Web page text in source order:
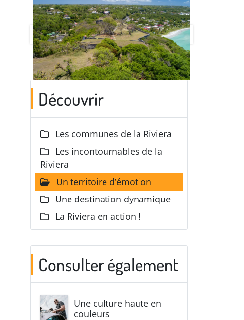
Découvrir
Les communes de la Riviera
Les incontournables de la
Riviera
Un territoire d’émotion
Une destination dynamique
La Riviera en action !
Consulter également
Une culture haute en
couleurs